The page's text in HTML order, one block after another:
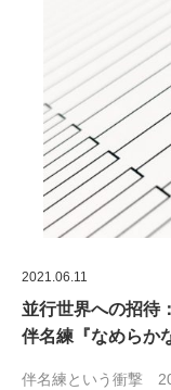
2021.06.11
並行世界への招待
伴名練『なめらか
伴名練という衝撃